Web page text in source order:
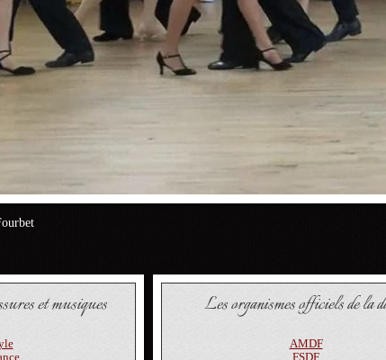
et musiques Les organismes officiels de la
AMDF
FSDF